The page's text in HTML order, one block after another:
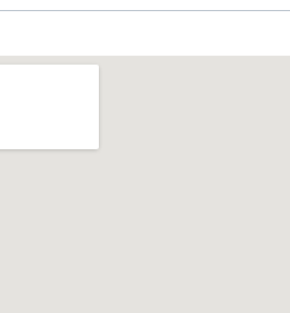
Message to Seller